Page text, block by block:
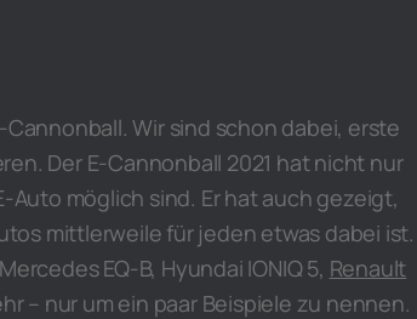
Wir sind schon dabei, erste
Der E-Cannonball 2021 hat nicht nur
möglich sind. Er hat auch gezeigt,
mittlerweile für jeden etwas dabei ist.
EQ-B, Hyundai IONIQ 5, Renault
– nur um ein paar Beispiele zu nennen.